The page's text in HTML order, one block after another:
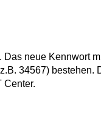
neue Kennwort
34567) bestehen.
Center.